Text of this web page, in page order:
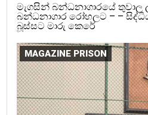
මැගසින් බන්ධනාගාරයේ තුවාල
බන්ධනාගාර රෝහලට – –
බූස්සට මාරු කෙරේ
MAGAZINE PRISON